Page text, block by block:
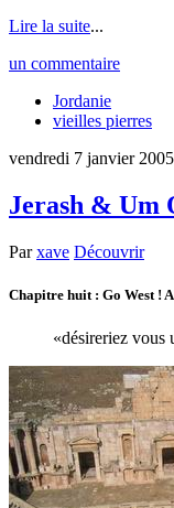
Lire la suite...
un commentaire
Jordanie
vieilles pierres
vendredi 7 janvier 2005
Jerash & Um
Parxave Découvrir
Chapitre huit : Go West !
désireriez vous